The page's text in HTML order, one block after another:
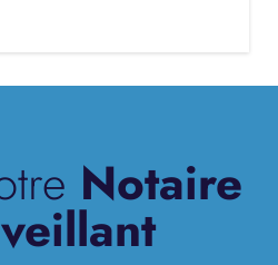
Notaire